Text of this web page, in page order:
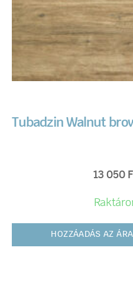
Tubadzin Walnut
13 050
HOZZÁADÁS AZ